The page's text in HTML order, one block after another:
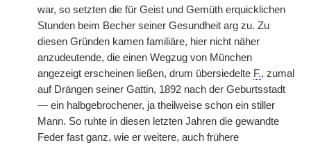
war, so setzten die für Geist und Gemüth erquicklichen
Stunden beim Becher seiner Gesundheit arg zu. Zu
diesen Gründen kamen familiäre, hier nicht näher
anzudeutende, die einen Wegzug von München
angezeigt erscheinen ließen, drum übersiedelte F., zumal
auf Drängen seiner Gattin, 1892 nach der Geburtsstadt
— ein halbgebrochener, ja theilweise schon ein stiller
Mann. So ruhte in diesen letzten Jahren die gewandte
Feder fast ganz, wie er weitere, auch frühere